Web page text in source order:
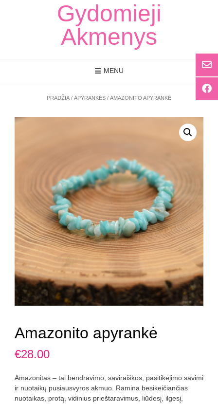
Gydomieji
Akmenys
MENU
PRADŽIA / APYRANKĖS / AMAZONITO APYRANKĖ
Amazonito apyrankė
€28.00
Amazonitas – tai bendravimo, saviraiškos, pasitikėjimo savimi
ir nuotaikų pusiausvyros akmuo. Ramina besikeičiančias
nuotaikas, protą, vidinius prieštaravimus, liūdesį, ilgesį,